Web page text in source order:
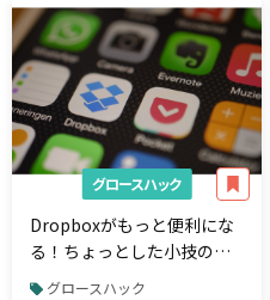
グロースハック
Dropboxがもっと便利にな
る！ちょっとした小技の効
いた便利ツール4選
グロースハック